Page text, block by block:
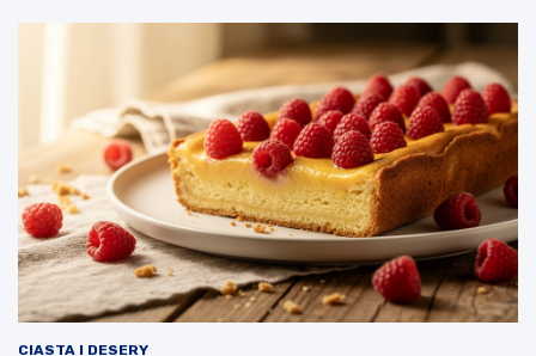
CIASTA I DESERY